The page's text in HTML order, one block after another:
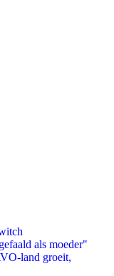
als moeder"
land groeit,